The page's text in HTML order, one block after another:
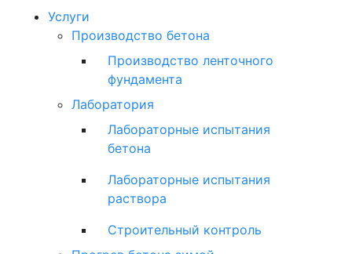
Услуги
Производство бетона
Производство ленточного
фундамента
Лаборатория
Лабораторные испытания
бетона
Лабораторные испытания
раствора
Строительный контроль